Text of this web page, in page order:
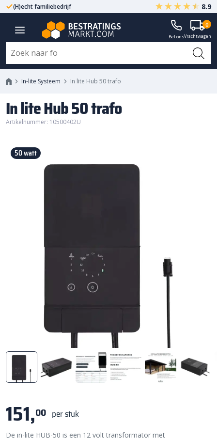
(H)echt familiebedrijf Gegarandeerd A-kwaliteit
8.9
Bel onsVrachtwagen
0
In-lite Systeem In lite Hub 50 trafo
In lite Hub 50 trafo
Artikelnummer: 10500402U
50 watt
151,00 per stuk
De in-lite HUB-50 is een 12 volt transformator met